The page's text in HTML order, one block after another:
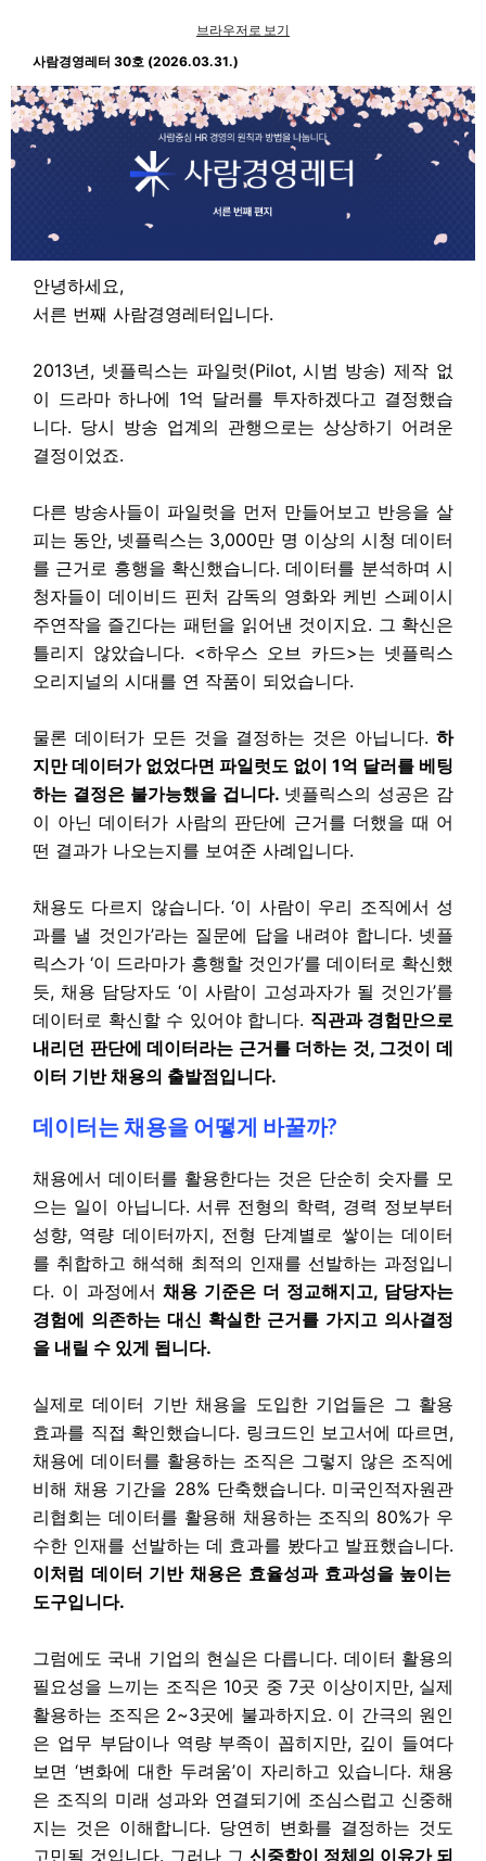
브라우저로 보기
사람경영레터 30호 (2026.03.31.)
안녕하세요,
서른 번째 사람경영레터입니다.
2013년, 넷플릭스는 파일럿(Pilot, 시범 방송) 제작 없
이 드라마 하나에 1억 달러를 투자하겠다고 결정했습
니다. 당시 방송 업계의 관행으로는 상상하기 어려운
결정이었죠.
다른 방송사들이 파일럿을 먼저 만들어보고 반응을 살
피는 동안, 넷플릭스는 3,000만 명 이상의 시청 데이터
를 근거로 흥행을 확신했습니다. 데이터를 분석하며 시
청자들이 데이비드 핀처 감독의 영화와 케빈 스페이시
주연작을 즐긴다는 패턴을 읽어낸 것이지요. 그 확신은
틀리지 않았습니다. <하우스 오브 카드>는 넷플릭스
오리지널의 시대를 연 작품이 되었습니다.
물론 데이터가 모든 것을 결정하는 것은 아닙니다. 하
지만 데이터가 없었다면 파일럿도 없이 1억 달러를 베팅
하는 결정은 불가능했을 겁니다. 넷플릭스의 성공은 감
이 아닌 데이터가 사람의 판단에 근거를 더했을 때 어
떤 결과가 나오는지를 보여준 사례입니다.
채용도 다르지 않습니다. ‘이 사람이 우리 조직에서 성
과를 낼 것인가’라는 질문에 답을 내려야 합니다. 넷플
릭스가 ‘이 드라마가 흥행할 것인가’를 데이터로 확신했
듯, 채용 담당자도 ‘이 사람이 고성과자가 될 것인가’를
데이터로 확신할 수 있어야 합니다. 직관과 경험만으로
내리던 판단에 데이터라는 근거를 더하는 것, 그것이 데
이터 기반 채용의 출발점입니다.
데이터는 채용을 어떻게 바꿀까?
채용에서 데이터를 활용한다는 것은 단순히 숫자를 모
으는 일이 아닙니다. 서류 전형의 학력, 경력 정보부터
성향, 역량 데이터까지, 전형 단계별로 쌓이는 데이터
를 취합하고 해석해 최적의 인재를 선발하는 과정입니
다. 이 과정에서 채용 기준은 더 정교해지고, 담당자는
경험에 의존하는 대신 확실한 근거를 가지고 의사결정
을 내릴 수 있게 됩니다.
실제로 데이터 기반 채용을 도입한 기업들은 그 활용
효과를 직접 확인했습니다. 링크드인 보고서에 따르면,
채용에 데이터를 활용하는 조직은 그렇지 않은 조직에
비해 채용 기간을 28% 단축했습니다. 미국인적자원관
리협회는 데이터를 활용해 채용하는 조직의 80%가 우
수한 인재를 선발하는 데 효과를 봤다고 발표했습니다.
이처럼 데이터 기반 채용은 효율성과 효과성을 높이는
도구입니다.
그럼에도 국내 기업의 현실은 다릅니다. 데이터 활용의
필요성을 느끼는 조직은 10곳 중 7곳 이상이지만, 실제
활용하는 조직은 2~3곳에 불과하지요. 이 간극의 원인
은 업무 부담이나 역량 부족이 꼽히지만, 깊이 들여다
보면 ‘변화에 대한 두려움’이 자리하고 있습니다. 채용
은 조직의 미래 성과와 연결되기에 조심스럽고 신중해
지는 것은 이해합니다. 당연히 변화를 결정하는 것도
고민될 것입니다. 그러나 그 신중함이 정체의 이유가 되